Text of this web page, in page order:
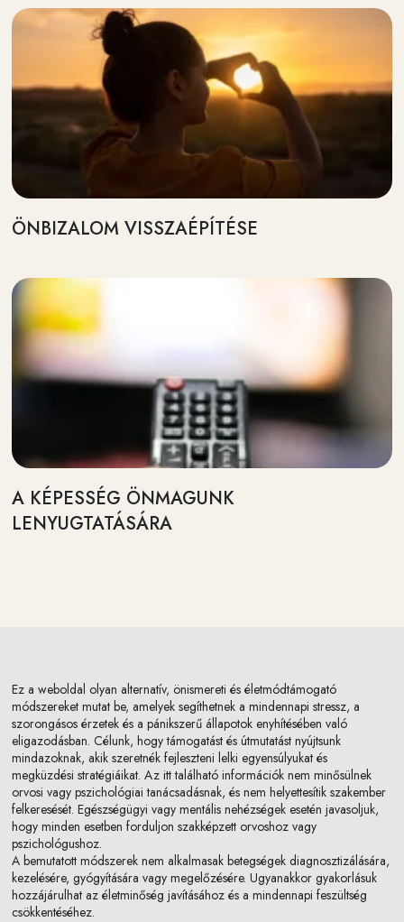
ÖNBIZALOM VISSZAÉPÍTÉSE
A KÉPESSÉG ÖNMAGUNK
LENYUGTATÁSÁRA
Ez a weboldal olyan alternatív, önismereti és életmódtámogató
módszereket mutat be, amelyek segíthetnek a mindennapi stressz, a
szorongásos érzetek és a pánikszerű állapotok enyhítésében való
eligazodásban. Célunk, hogy támogatást és útmutatást nyújtsunk
mindazoknak, akik szeretnék fejleszteni lelki egyensúlyukat és
megküzdési stratégiáikat. Az itt található információk nem minősülnek
orvosi vagy pszichológiai tanácsadásnak, és nem helyettesítik szakember
felkeresését. Egészségügyi vagy mentális nehézségek esetén javasoljuk,
hogy minden esetben forduljon szakképzett orvoshoz vagy
pszichológushoz.
A bemutatott módszerek nem alkalmasak betegségek diagnosztizálására,
kezelésére, gyógyítására vagy megelőzésére. Ugyanakkor gyakorlásuk
hozzájárulhat az életminőség javításához és a mindennapi feszültség
csökkentéséhez.